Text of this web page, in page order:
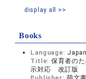
display all >>
Books
Language:
Title: 保育者の
示対応 改訂版